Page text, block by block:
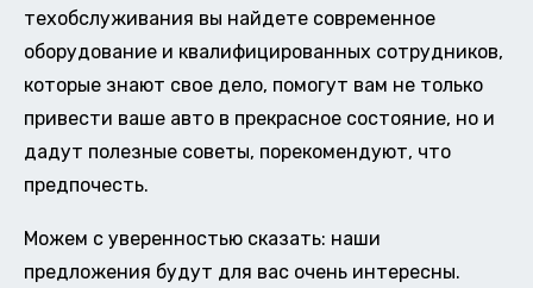
техобслуживания вы найдете современное
оборудование и квалифицированных сотрудников,
которые знают свое дело, помогут вам не только
привести ваше авто в прекрасное состояние, но и
дадут полезные советы, порекомендуют, что
предпочесть.
Можем с уверенностью сказать: наши
предложения будут для вас очень интересны.